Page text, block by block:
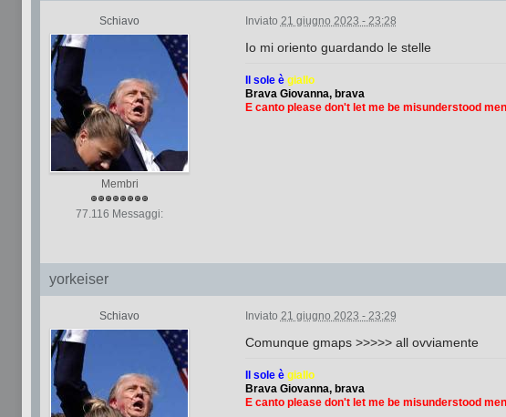
Schiavo
Membri
77.116 Messaggi:
Inviato 21 giugno 2023 - 23:28
Io mi oriento guardando le stelle
Il sole è giallo
Brava Giovanna, brava
E canto please don't let me be misunderstood
yorkeiser
Schiavo Inviato 21 giugno 2023 - 23:29
Comunque gmaps >>>>> all ovviamente
Il sole è giallo
Brava Giovanna, brava
E canto please don't let me be misunderstood